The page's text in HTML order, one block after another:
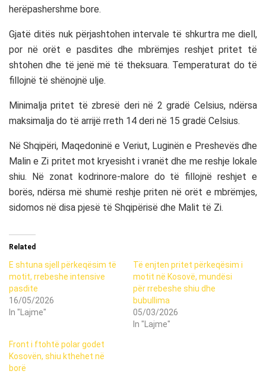
herëpashershme bore.
Gjatë ditës nuk përjashtohen intervale të shkurtra me diell,
por në orët e pasdites dhe mbrëmjes reshjet pritet të
shtohen dhe të jenë më të theksuara. Temperaturat do të
fillojnë të shënojnë ulje.
Minimalja pritet të zbresë deri në 2 gradë Celsius, ndërsa
maksimalja do të arrijë rreth 14 deri në 15 gradë Celsius.
Në Shqipëri, Maqedoninë e Veriut, Luginën e Preshevës dhe
Malin e Zi pritet mot kryesisht i vranët dhe me reshje lokale
shiu. Në zonat kodrinore-malore do të fillojnë reshjet e
borës, ndërsa më shumë reshje priten në orët e mbrëmjes,
sidomos në disa pjesë të Shqipërisë dhe Malit të Zi.
Related
E shtuna sjell përkeqësim të
motit, rrebeshe intensive
pasdite
16/05/2026
In "Lajme"
Të enjten pritet përkeqësim i
motit në Kosovë, mundësi
për rrebeshe shiu dhe
bubullima
05/03/2026
In "Lajme"
Front i ftohtë polar godet
Kosovën, shiu kthehet në
borë